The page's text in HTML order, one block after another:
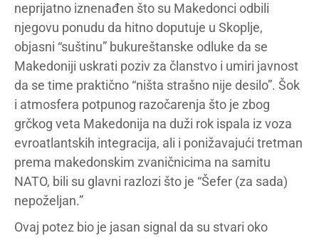
neprijatno iznenađen što su Makedonci odbili
njegovu ponudu da hitno doputuje u Skoplje,
objasni “suštinu” bukureštanske odluke da se
Makedoniji uskrati poziv za članstvo i umiri javnost
da se time praktično “ništa strašno nije desilo”. Šok
i atmosfera potpunog razočarenja što je zbog
grčkog veta Makedonija na duži rok ispala iz voza
evroatlantskih integracija, ali i ponižavajući tretman
prema makedonskim zvaničnicima na samitu
NATO, bili su glavni razlozi što je “Šefer (za sada)
nepoželjan.”
Ovaj potez bio je jasan signal da su stvari oko